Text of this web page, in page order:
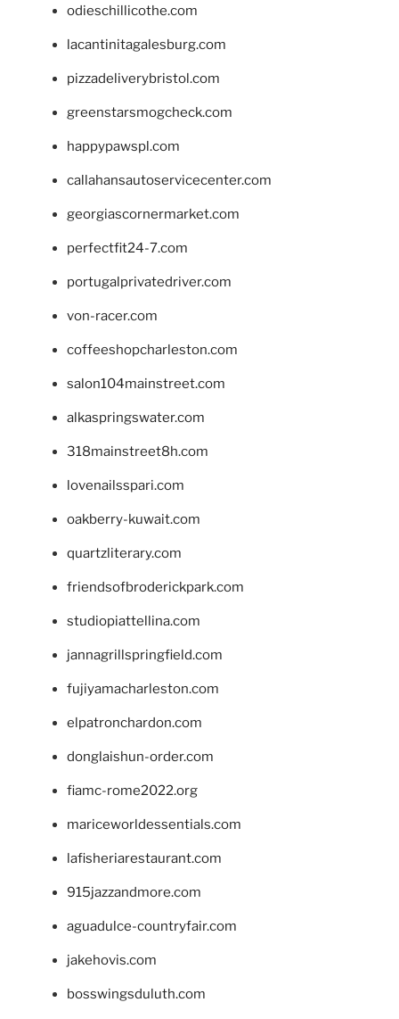
odieschillicothe.com
lacantinitagalesburg.com
pizzadeliverybristol.com
greenstarsmogcheck.com
happypawspl.com
callahansautoservicecenter.com
georgiascornermarket.com
perfectfit24-7.com
portugalprivatedriver.com
von-racer.com
coffeeshopcharleston.com
salon104mainstreet.com
alkaspringswater.com
318mainstreet8h.com
lovenailsspari.com
oakberry-kuwait.com
quartzliterary.com
friendsofbroderickpark.com
studiopiattellina.com
jannagrillspringfield.com
fujiyamacharleston.com
elpatronchardon.com
donglaishun-order.com
fiamc-rome2022.org
mariceworldessentials.com
lafisheriarestaurant.com
915jazzandmore.com
aguadulce-countryfair.com
jakehovis.com
bosswingsduluth.com